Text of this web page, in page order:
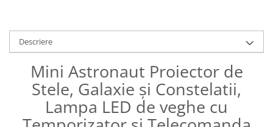
Descriere
Mini Astronaut Proiector de
Stele, Galaxie și Constelatii,
Lampa LED de veghe cu